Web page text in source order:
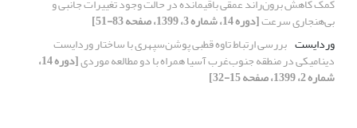
بی‌هنجاری سرعت[دوره 14، شماره 3، 1399، صفحه 83-51]
وردایست بررسی ارتباط تاوه قطبی پوشن‌سپهری با ساختار وردایست
دینامیکی در منطقه جنوب‌غرب آسیا همراه با دو مطالعه موردی [دوره 14،
شماره 2، 1399، صفحه 15-32]